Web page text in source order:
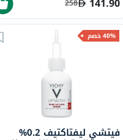
258
40% خصم
فيتشي ليفتاكتيف 0.2%